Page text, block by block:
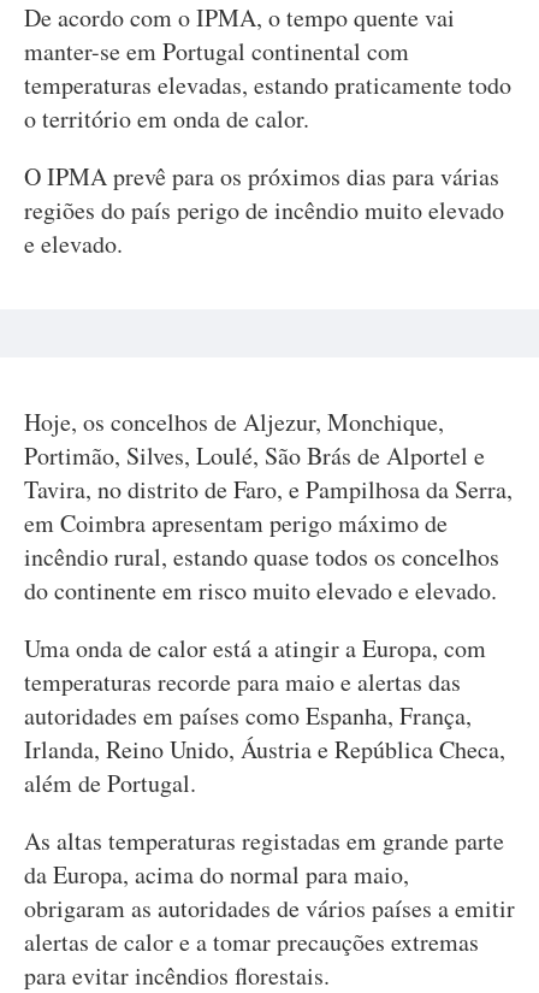
De acordo com o IPMA, o tempo quente vai
manter-se em Portugal continental com
temperaturas elevadas, estando praticamente todo
o território em onda de calor.
O IPMA prevê para os próximos dias para várias
regiões do país perigo de incêndio muito elevado
e elevado.
Hoje, os concelhos de Aljezur, Monchique,
Portimão, Silves, Loulé, São Brás de Alportel e
Tavira, no distrito de Faro, e Pampilhosa da Serra,
em Coimbra apresentam perigo máximo de
incêndio rural, estando quase todos os concelhos
do continente em risco muito elevado e elevado.
Uma onda de calor está a atingir a Europa, com
temperaturas recorde para maio e alertas das
autoridades em países como Espanha, França,
Irlanda, Reino Unido, Áustria e República Checa,
além de Portugal.
As altas temperaturas registadas em grande parte
da Europa, acima do normal para maio,
obrigaram as autoridades de vários países a emitir
alertas de calor e a tomar precauções extremas
para evitar incêndios florestais.